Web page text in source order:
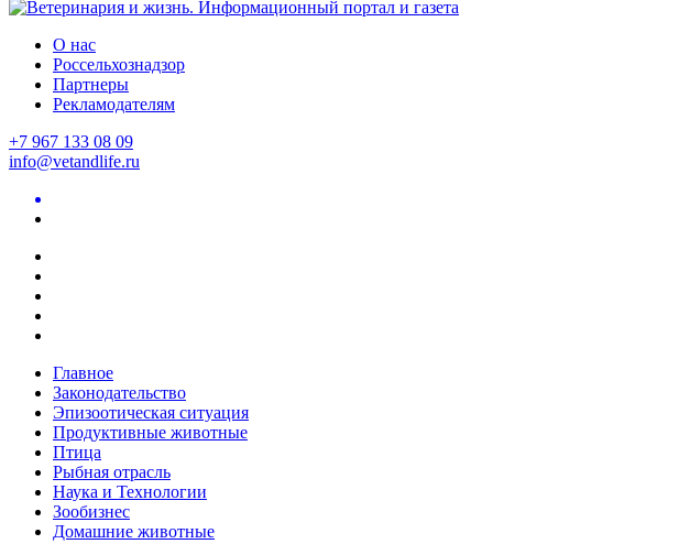
О нас
Россельхознадзор
Партнеры
Рекламодателям
+7 967 133 08 09
info@vetandlife.ru
Главное
Законодательство
Эпизоотическая ситуация
Продуктивные животные
Птица
Рыбная отрасль
Наука и Технологии
Зообизнес
Домашние животные